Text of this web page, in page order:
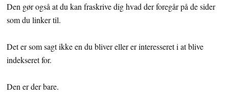
Den gør også at du kan fraskrive dig hvad der foregår på de sider
som du linker til.
Det er som sagt ikke en du bliver eller er interesseret i at blive
indekseret for.
Den er der bare.